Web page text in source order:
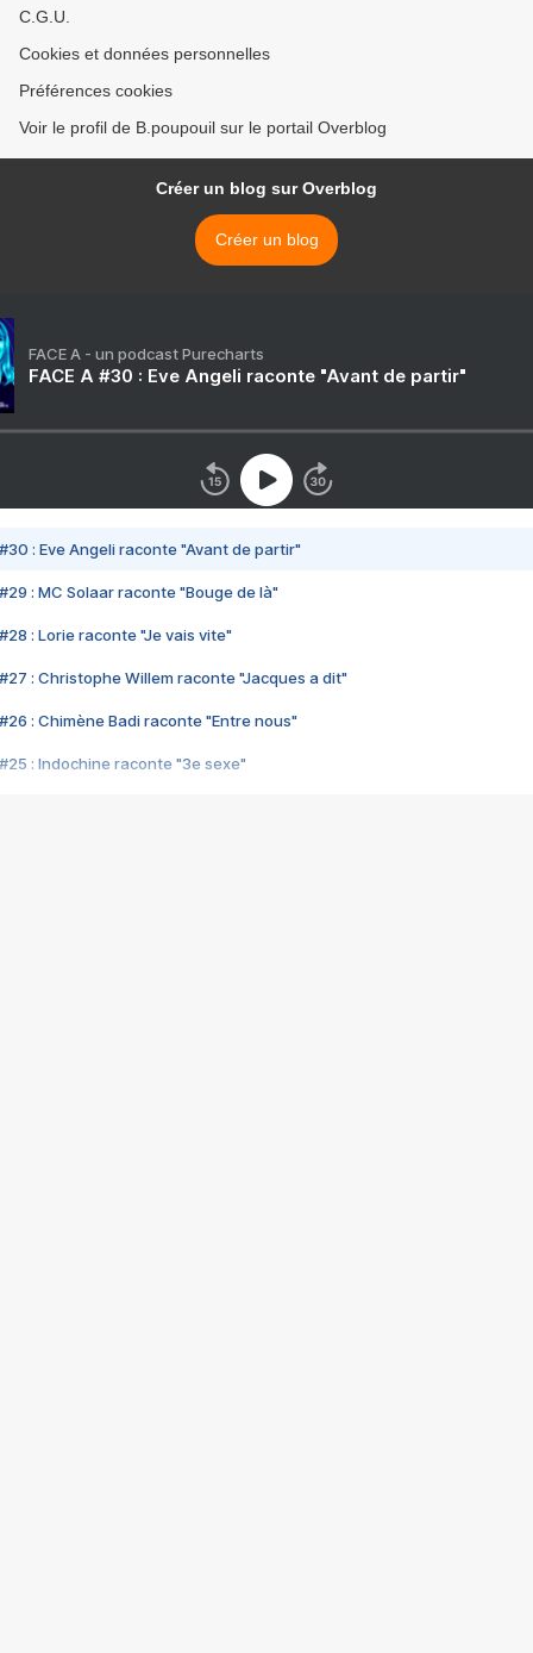
C.G.U.
Cookies et données personnelles
Préférences cookies
Voir le profil de B.poupouil sur le portail Overblog
Créer un blog sur Overblog
Créer un blog
FACE A - un podcast Purecharts
FACE A #30 : Eve Angeli raconte "Avant de partir"
#30 : Eve Angeli raconte "Avant de partir"
#29 : MC Solaar raconte "Bouge de là"
#28 : Lorie raconte "Je vais vite"
#27 : Christophe Willem raconte "Jacques a dit"
#26 : Chimène Badi raconte "Entre nous"
#25 : Indochine raconte "3e sexe"